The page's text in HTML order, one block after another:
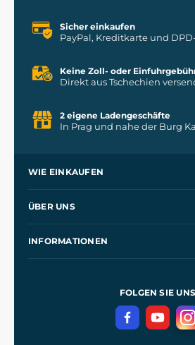
Sicher einkaufen
PayPal, Kreditkarte und
Keine Zoll- oder
Direkt aus Tschechien
2 eigene Ladengeschäfte
In Prag und nahe der Burg
WIE EINKAUFEN
Kontakt
ÜBER UNS
INFORMATIONEN
DatenschutzerklärungFOLGEN SIE UNS